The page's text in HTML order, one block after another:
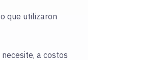
que utilizaron
a costos